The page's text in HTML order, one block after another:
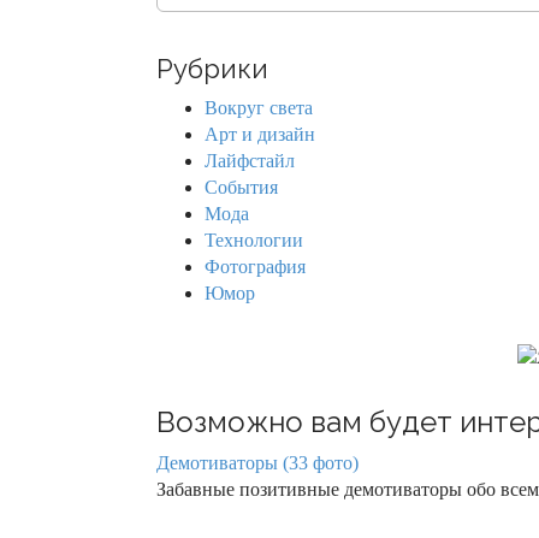
c
Рубрики
Вокруг света
Арт и дизайн
Лайфстайл
События
Мода
Технологии
Фотография
Юмор
Возможно вам будет
Демотиваторы (33 фото)
Забавные позитивные демотиваторы обо